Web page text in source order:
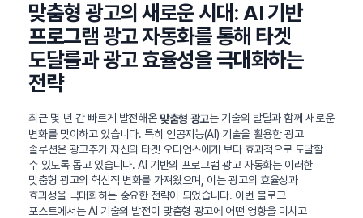
맞춤형 광고의 새로운 시대: AI 기반
프로그램 광고 자동화를 통해 타겟
도달률과 광고 효율성을 극대화하는
전략
최근 몇 년 간 빠르게 발전해온 맞춤형 광고는 기술의 발달과 함께 새로운
변화를 맞이하고 있습니다. 특히 인공지능(AI) 기술을 활용한 광고
솔루션은 광고주가 자신의 타겟 오디언스에게 보다 효과적으로 도달할
수 있도록 돕고 있습니다. AI 기반의 프로그램 광고 자동화는 이러한
맞춤형 광고의 혁신적 변화를 가져왔으며, 이는 광고의 효율성과
효과성을 극대화하는 중요한 전략이 되었습니다. 이번 블로그
포스트에서는 AI 기술의 발전이 맞춤형 광고에 어떤 영향을 미치고